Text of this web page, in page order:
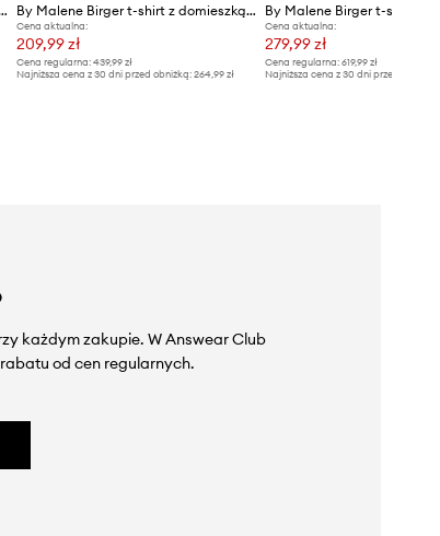
lnu AMARINGA By Malene Birger t-shirt z domieszką lnu AMARINGA
Cena aktualna:
209,99 zł
Cena regularna:439,99 zł
Najniższa cena z 30 dni przed obniżką:264,99 zł
By Malene Birger t-shirt
Cena aktualna:
279,99 zł
Cena regularna: 619,99 zł
Najniższa cena z 30 dni przed obniżką:
każdym zakupie. W Answear Club
od cen regularnych.